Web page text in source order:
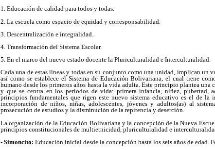
1. Educación de calidad para todos y todas.
2. La escuela como espacio de equidad y corresponsabilidad.
3. Descentralización e integralidad.
4. Transformación del Sistema Escolar.
5. En el marco del nuevo estado docente la Pluriculturalidad e Interculturalidad.
Cada una de estas líneas y todas en su conjunto como una unidad, implican un
así como se establece el Sistema de Educación Bolivariana, el cual tiene
humano desde los primeros años hasta la vida adulta. Este principio plantea
y que se centra en los períodos de vida: primera infancia, niñez, pubertad,
principios fundamentales que rigen este nuevo sistema educativo es el de
incorporación de niños, niñas, adolescentes, jóvenes y adultos(as) al
prosecución de estudios y la disminución de la repitencia y deserción.
La organización de la Educación Bolivariana y la concepción de la Nueva
principios constitucionales de multietnicidad, pluriculturalidad e
- Simoncito: Educación inicial desde la concepción hasta los seis años de edad.